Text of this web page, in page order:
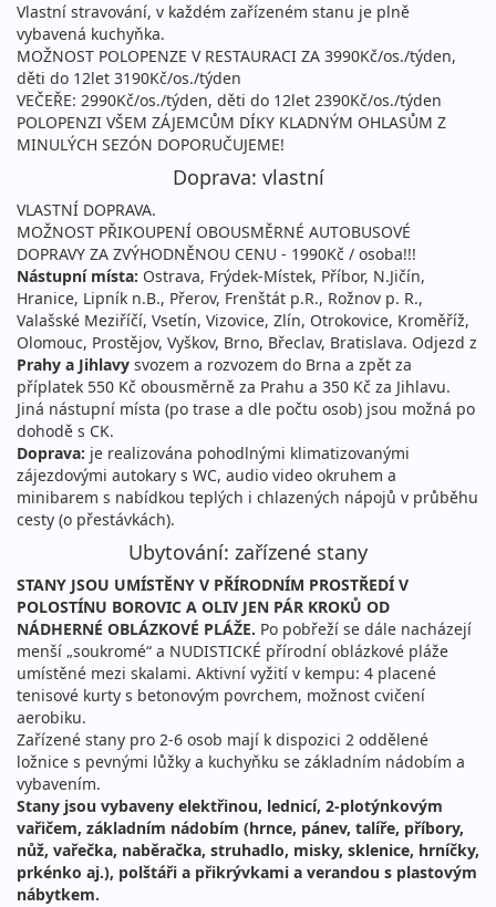
Vlastní stravování, v každém zařízeném stanu je plně
vybavená kuchyňka.
MOŽNOST POLOPENZE V RESTAURACI ZA 3990Kč/os./týden,
děti do 12let 3190Kč/os./týden
VEČEŘE: 2990Kč/os./týden, děti do 12let 2390Kč/os./týden
POLOPENZI VŠEM ZÁJEMCŮM DÍKY KLADNÝM OHLASŮM Z
MINULÝCH SEZÓN DOPORUČUJEME!
Doprava: vlastní
VLASTNÍ DOPRAVA.
MOŽNOST PŘIKOUPENÍ OBOUSMĚRNÉ AUTOBUSOVÉ
DOPRAVY ZA ZVÝHODNĚNOU CENU - 1990Kč / osoba!!!
Nástupní místa: Ostrava, Frýdek-Místek, Příbor, N.Jičín,
Hranice, Lipník n.B., Přerov, Frenštát p.R., Rožnov p. R.,
Valašské Meziříčí, Vsetín, Vizovice, Zlín, Otrokovice, Kroměříž,
Olomouc, Prostějov, Vyškov, Brno, Břeclav, Bratislava. Odjezd z
Prahy a Jihlavy svozem a rozvozem do Brna a zpět za
příplatek 550 Kč obousměrně za Prahu a 350 Kč za Jihlavu.
Jiná nástupní místa (po trase a dle počtu osob) jsou možná po
dohodě s CK.
Doprava: je realizována pohodlnými klimatizovanými
zájezdovými autokary s WC, audio video okruhem a
minibarem s nabídkou teplých i chlazených nápojů v průběhu
cesty (o přestávkách).
Ubytování: zařízené stany
STANY JSOU UMÍSTĚNY V PŘÍRODNÍM PROSTŘEDÍ V
POLOSTÍNU BOROVIC A OLIV JEN PÁR KROKŮ OD
NÁDHERNÉ OBLÁZKOVÉ PLÁŽE. Po pobřeží se dále nacházejí
menší „soukromé“ a NUDISTICKÉ přírodní oblázkové pláže
umístěné mezi skalami. Aktivní vyžití v kempu: 4 placené
tenisové kurty s betonovým povrchem, možnost cvičení
aerobiku.
Zařízené stany pro 2-6 osob mají k dispozici 2 oddělené
ložnice s pevnými lůžky a kuchyňku se základním nádobím a
vybavením.
Stany jsou vybaveny elektřinou, lednicí, 2-plotýnkovým
vařičem, základním nádobím (hrnce, pánev, talíře, příbory,
nůž, vařečka, naběračka, struhadlo, misky, sklenice, hrníčky,
prkénko aj.), polštáři a přikrývkami a verandou s plastovým
nábytkem.